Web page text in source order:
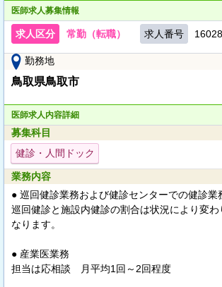
医師求人募集情報
求人区分 常勤（転職） 求人番号 16028
勤務地
鳥取県鳥取市
医師求人内容詳細
募集科目
健診・人間ドック
業務内容
● 巡回健診業務および健診センターでの健診業
巡回健診と施設内健診の割合は状況により変わ
なります。
● 産業医業務
担当は応相談 月平均1回～2回程度